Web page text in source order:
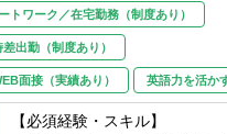
タルツールを活用した実務経験
Tableau、UiPathなど）
■決算業務効率化、ユーザー側
ステム導入の経験（業務要件定
ど）
トワーク／在宅勤務（制度あり）
出勤（制度あり）
面接（実績あり） 英語力を活か
【必須経験・スキル】